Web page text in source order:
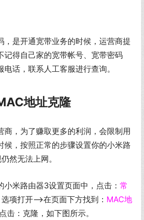
，是开通宽带业务的时候，运营商提
记得自己家的宽带帐号、宽带密码
话，联系人工客服进行查询。
地址克隆
商，为了赚取更多的利润，会限制用
候，按照正常的步骤设置你的小米路
然无法上网。
小米路由器3设置页面中，点击： 常
选项打开——>在页面下方找到： MAC地
击：克隆，如下图所示。